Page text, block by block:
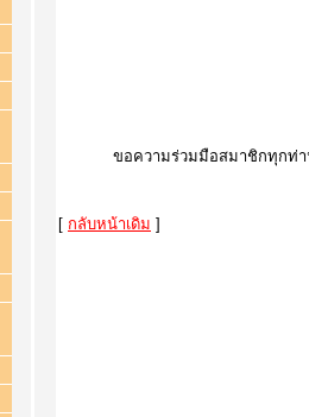
ขอความร่วมมือสมาชิกทุกท่า
[ กลับหน้าเดิม ]